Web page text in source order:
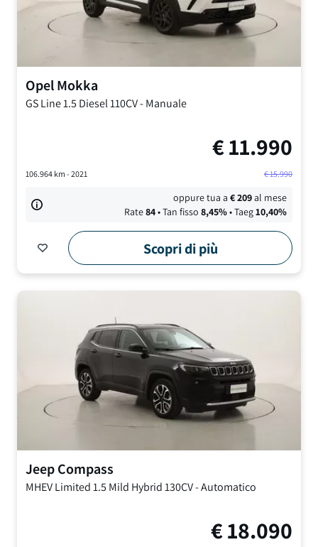
OpelMokka
GS Line1.5 Diesel 110CV-Manuale
€11.990
106.964km - 2021 €15.990
oppure tua a€209al mese
Rate84• Tan fisso 8,45%• Taeg10,40%
Scopri di più
JeepCompass
MHEV Limited1.5 Mild Hybrid 130CV-Automatico
€18.090